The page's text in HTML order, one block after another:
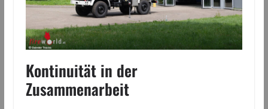
Kontinuität in der
Zusammenarbeit